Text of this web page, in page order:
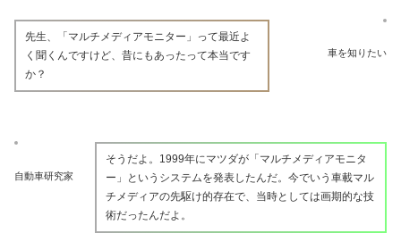
車を知りたい
先生、「マルチメディアモニター」って最近よ
く聞くんですけど、昔にもあったって本当です
か？
自動車研究家
そうだよ。1999年にマツダが「マルチメディアモニタ
ー」というシステムを発表したんだ。今でいう車載マル
チメディアの先駆け的存在で、当時としては画期的な技
術だったんだよ。